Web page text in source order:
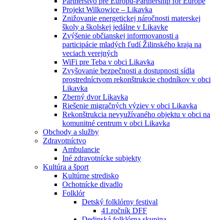
Projekt Wilkowice – Likavka
Znižovanie energetickej náročnosti materskej
školy a školskej jedálne v Likavke
Zvýšenie občianskej informovanosti a
participácie mladých ľudí Žilinského kraja na
veciach verejných
WiFi pre Teba v obci Likavka
Zvyšovanie bezpečnosti a dostupnosti sídla
prostredníctvom rekonštrukcie chodníkov v obci
Likavka
Zberný dvor Likavka
Riešenie migračných výziev v obci Likavka
Rekonštrukcia nevyužívaného objektu v obci na
komunitné centrum v obci Likavka
Obchody a služby
Zdravotníctvo
Ambulancie
Iné zdravotnícke subjekty
Kultúra a šport
Kultúrne stredisko
Ochotnícke divadlo
Folklór
Detský folklórny festival
41.ročník DFF